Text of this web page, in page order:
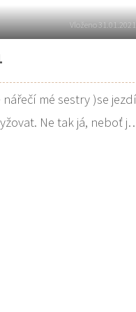
Vloženo 31.01.2021
mé sestry )se jezdí
Ne tak já, neboť